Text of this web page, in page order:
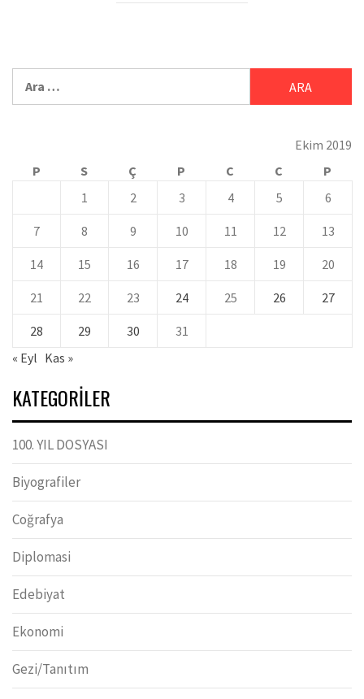
Ekim 2019
P
S Ç P C C
P
1
2 3 4 5 6
7 8 9 10 11 12 13
14 15 16 17 18 19 20
21 22 23 24 25 26 27
28 29 30
31
« Eyl Kas »
KATEGORILER
100. YIL DOSYASI
Biyografiler
Coğrafya
Diplomasi
Edebiyat
Ekonomi
Gezi/Tanıtım